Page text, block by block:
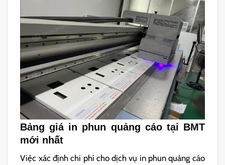
Bảng giá in phun quảng cáo tại BMT
mới nhất
Việc xác định chi phí cho dịch vụ in phun quảng cáo